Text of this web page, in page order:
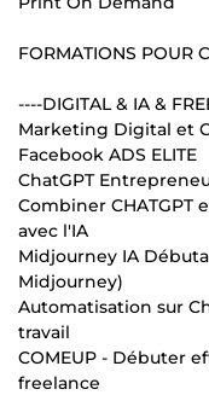
FORMATIONS POUR
----DIGITAL & IA &
Marketing Digital et
Facebook ADS ELITE
ChatGPT
Combiner CHATGPT
avec l'IA
Midjourney IA
Midjourney)
Automatisation sur
travail
COMEUP - Débuter
freelance